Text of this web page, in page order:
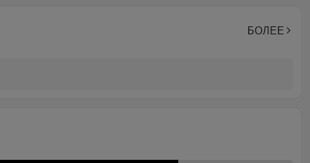
БОЛЕЕ